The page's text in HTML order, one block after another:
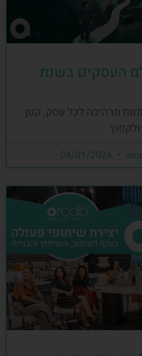
העסקים בשנת
הזדמנות מרהיבה לכל עסק, קטן